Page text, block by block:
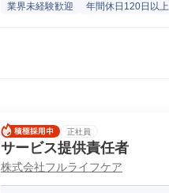
業界未経験歓迎 年間休日120日以上
正社員
サービス提供責任者
株式会社フルライフケア